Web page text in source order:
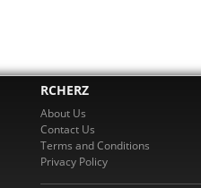
RCHERZ
About Us
Contact Us
Terms and Conditions
Privacy Policy